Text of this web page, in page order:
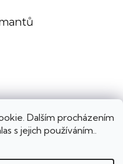
Dalším procházením
s jejich používáním..